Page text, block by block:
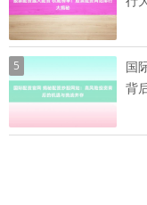
5
国
背